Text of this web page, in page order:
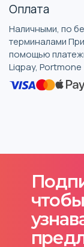
Оплата
Наличными, по
терминалами
помощью
Liqpay, Portmone